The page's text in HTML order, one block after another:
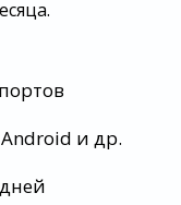
Android и др.